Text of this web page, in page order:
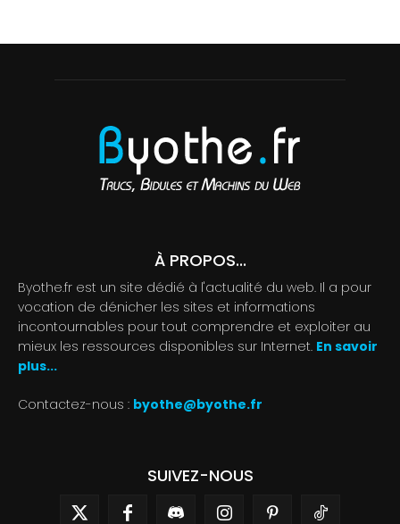
À PROPOS...
Byothe.fr est un site dédié à l'actualité du web. Il a pour
vocation de dénicher les sites et informations
incontournables pour tout comprendre et exploiter au
mieux les ressources disponibles sur Internet. En savoir
plus...
Contactez-nous : byothe@byothe.fr
SUIVEZ-NOUS